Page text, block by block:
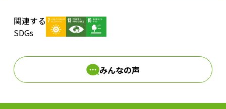
e
関連する
SDGs
みんなの声